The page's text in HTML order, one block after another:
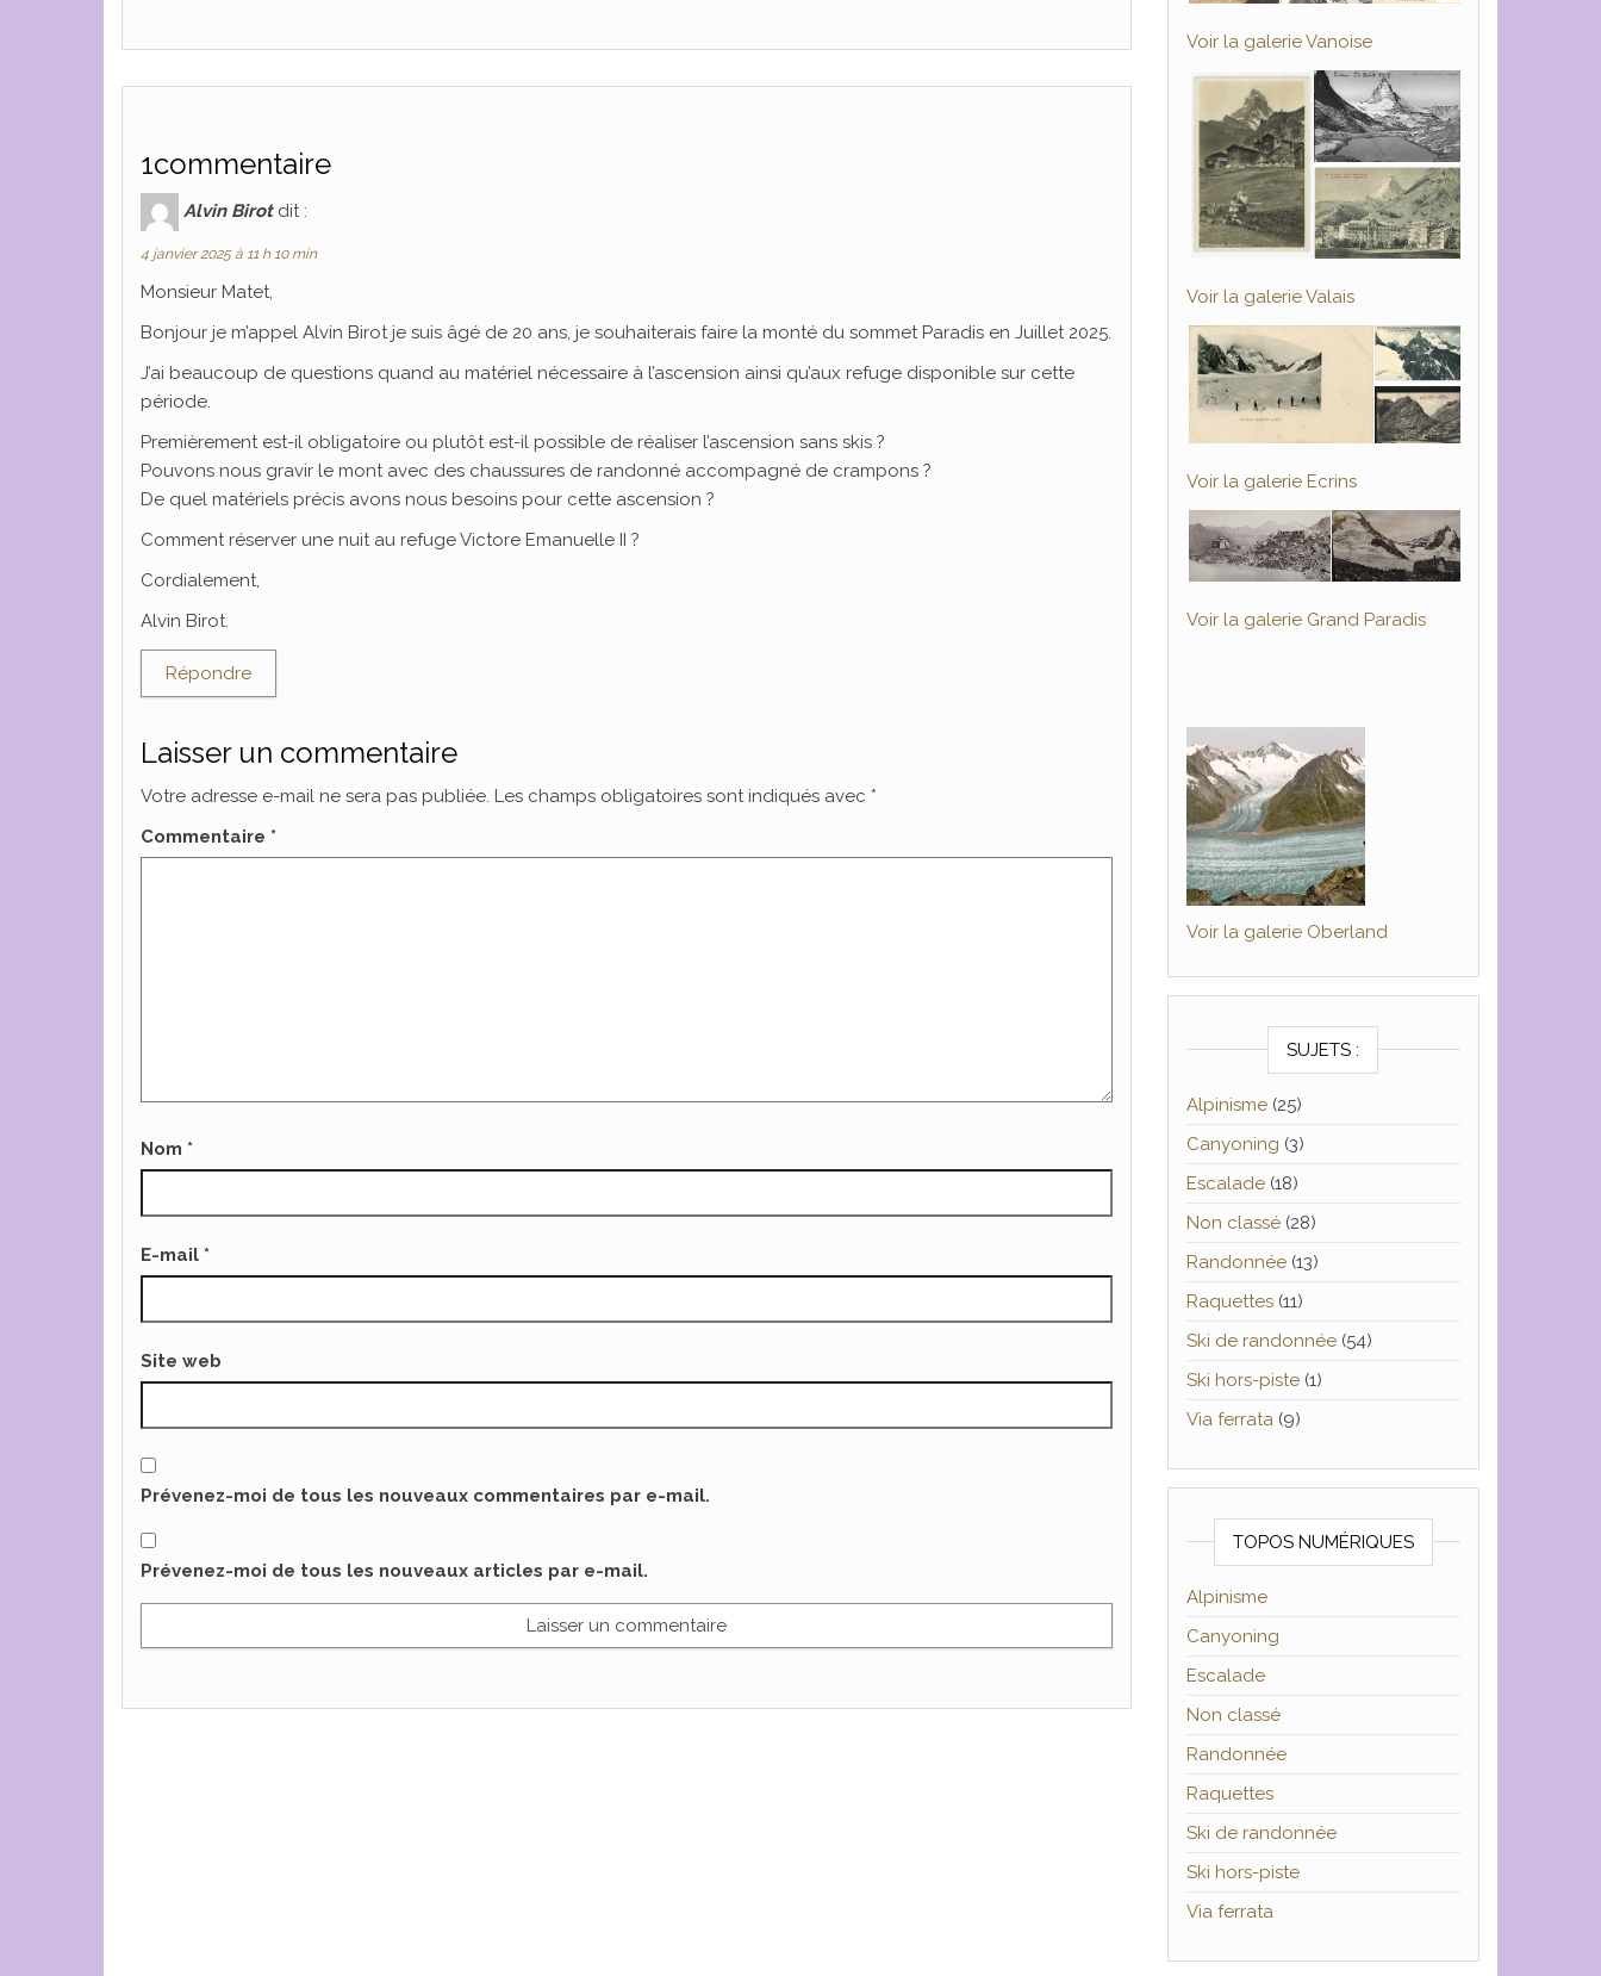
1commentaire
Alvin Birot dit :
4 janvier 2025 à 11 h 10 min
Monsieur Matet,
Bonjour je m’appel Alvin Birot je suis âgé de 20 ans, je souhaiterais faire la monté du sommet Paradis en Juillet 2025.
J’ai beaucoup de questions quand au matériel nécessaire à l’ascension ainsi qu’aux refuge disponible sur cette
période.
Premièrement est-il obligatoire ou plutôt est-il possible de réaliser l’ascension sans skis ?
Pouvons nous gravir le mont avec des chaussures de randonné accompagné de crampons ?
De quel matériels précis avons nous besoins pour cette ascension ?
Comment réserver une nuit au refuge Victore Emanuelle II ?
Cordialement,
Alvin Birot.
Répondre
Laisser un commentaire
Votre adresse e-mail ne sera pas publiée. Les champs obligatoires sont indiqués avec *
Commentaire *
Nom *
E-mail *
Site web
Prévenez-moi de tous les nouveaux commentaires par e-mail.
Prévenez-moi de tous les nouveaux articles par e-mail.
Voir la galerie Vanoise
Voir la galerie Valais
Voir la galerie Ecrins
Voir la galerie Grand Paradis
Voir la galerie Oberland
SUJETS :
Alpinisme(25)
Canyoning (3)
Escalade(18)
Non classé(28)
Randonnée(13)
Raquettes(11)
Ski de randonnée(54)
Ski hors-piste(1)
Via ferrata(9)
TOPOS NUMÉRIQUES
Alpinisme
Canyoning
Escalade
Non classé
Randonnée
Raquettes
Ski de randonnée
Ski hors-piste
Via ferrata